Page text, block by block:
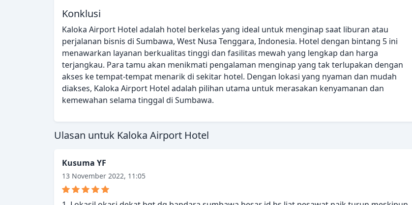
Konklusi
Kaloka Airport Hotel adalah hotel berkelas yang ideal untuk menginap saat liburan atau
perjalanan bisnis di Sumbawa, West Nusa Tenggara, Indonesia. Hotel dengan bintang 5 ini
menawarkan layanan berkualitas tinggi dan fasilitas mewah yang lengkap dan harga
terjangkau. Para tamu akan menikmati pengalaman menginap yang tak terlupakan dengan
akses ke tempat-tempat menarik di sekitar hotel. Dengan lokasi yang nyaman dan mudah
diakses, Kaloka Airport Hotel adalah pilihan utama untuk merasakan kenyamanan dan
kemewahan selama tinggal di Sumbawa.
Ulasan untuk Kaloka Airport Hotel
Kusuma YF
13 November 2022, 11:05